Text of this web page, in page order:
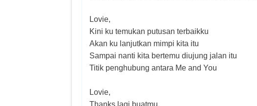
Lovie,
Kini ku temukan putusan terbaikku
Akan ku lanjutkan mimpi kita itu
Sampai nanti kita bertemu diujung jalan itu
Titik penghubung antara Me and You
Lovie,